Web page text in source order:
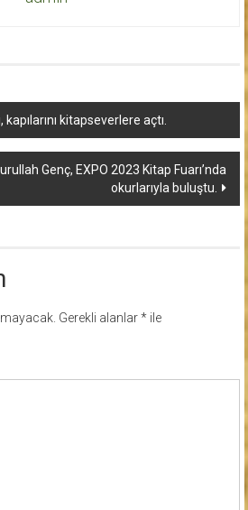
kitapseverlere açtı.
Genç, EXPO 2023 Kitap Fuarı’nda
okurlarıyla buluştu.
Gerekli alanlar*ile